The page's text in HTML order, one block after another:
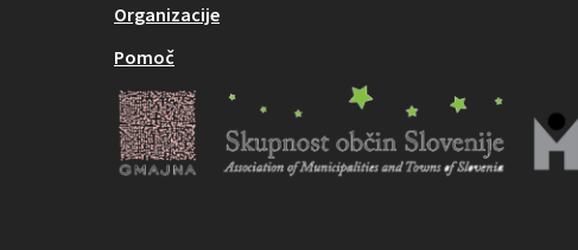
Organizacije
Pomoč